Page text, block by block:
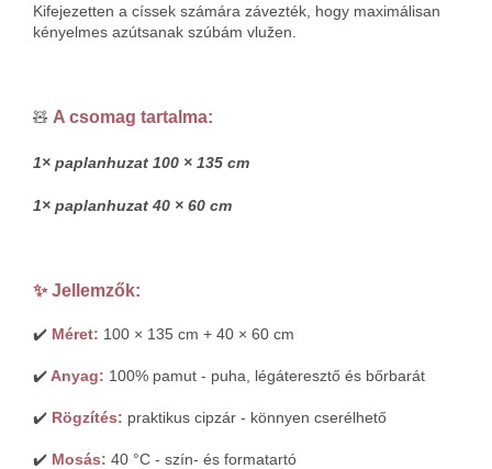
Kifejezetten a císsek számára závezték, hogy maximálisan
kényelmes azútsanak szúbám vlužen.
🧸 A csomag tartalma:
1× paplanhuzat 100 × 135 cm
1× paplanhuzat 40 × 60 cm
✨ Jellemzők:
✔️ Méret: 100 × 135 cm + 40 × 60 cm
✔️ Anyag: 100% pamut - puha, légáteresztő és bőrbarát
✔️ Rögzítés: praktikus cipzár - könnyen cserélhető
✔️ Mosás: 40 °C - szín- és formatartó